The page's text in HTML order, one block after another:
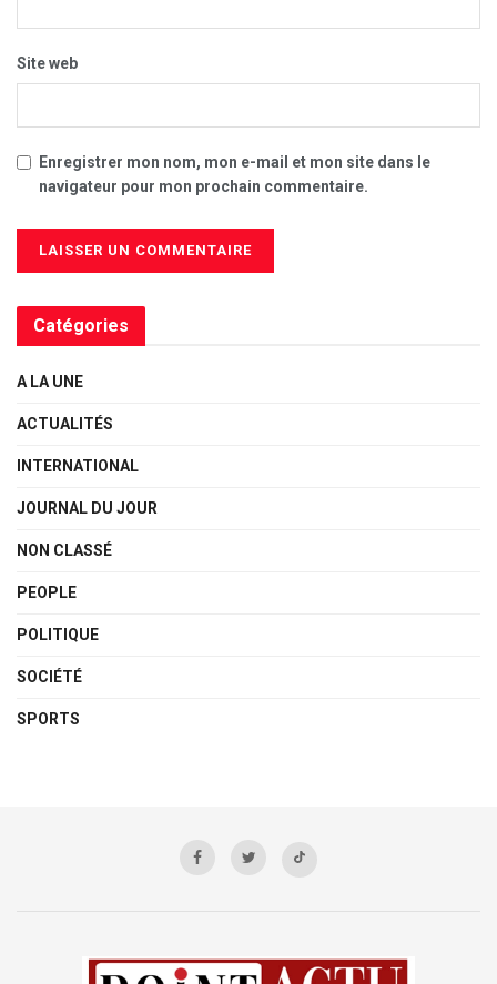
Site web
Enregistrer mon nom, mon e-mail et mon site dans le
navigateur pour mon prochain commentaire.
Catégories
A LA UNE
ACTUALITÉS
INTERNATIONAL
JOURNAL DU JOUR
NON CLASSÉ
PEOPLE
POLITIQUE
SOCIÉTÉ
SPORTS